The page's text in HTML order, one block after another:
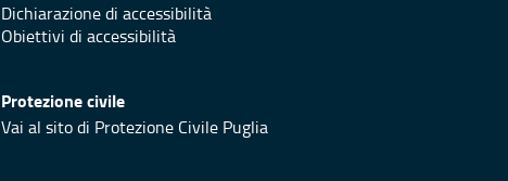
Dichiarazione di accessibilità
Obiettivi di accessibilità
Protezione civile
Vai al sito di Protezione Civile Puglia